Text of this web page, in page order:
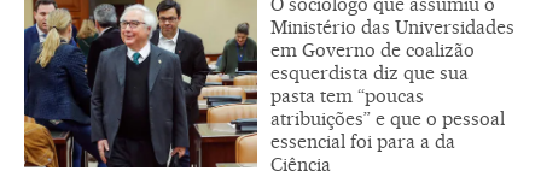
Ministério das Universidades
em Governo de coalizão
esquerdista diz que sua
pasta tem “poucas
atribuições” e que o pessoal
essencial foi para a da
Ciência